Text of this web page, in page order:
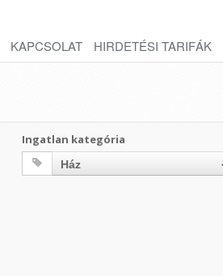
KAPCSOLAT HIRDETÉSI TARIFÁK
Ingatlan kategória
Ház